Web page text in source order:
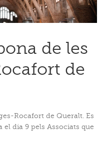
de les
de
Rocafort de Queralt. Es
dia 9 pels Associats que